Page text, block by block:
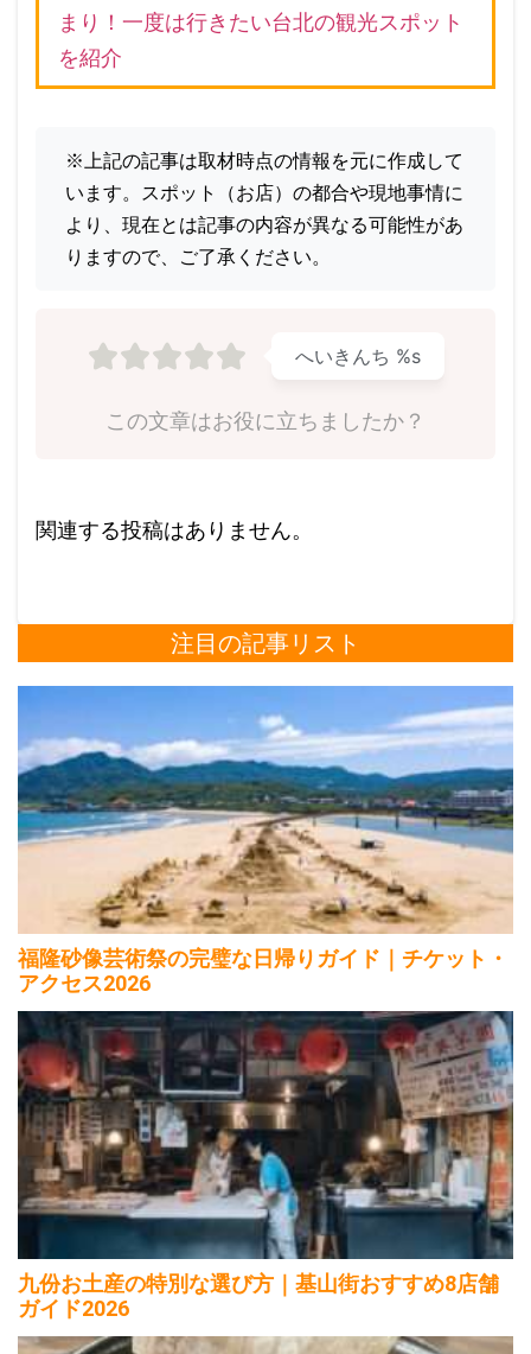
まり！一度は行きたい台北の観光スポット
を紹介
※上記の記事は取材時点の情報を元に作成して
います。スポット（お店）の都合や現地事情に
より、現在とは記事の内容が異なる可能性があ
りますので、ご了承ください。
この文章はお役に立ちましたか？
へいきんち %s
関連する投稿はありません。
注目の記事リスト
福隆砂像芸術祭の完璧な日帰りガイド｜チケット・
アクセス2026
九份お土産の特別な選び方｜基山街おすすめ8店舗
ガイド2026